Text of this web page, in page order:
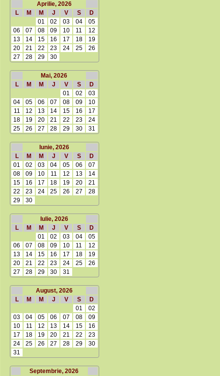
Aprilie, 2026
L
M M J V S
D
01
02 03 04
05
06
07 08 09 10 11
12
13
14 15 16 17 18
19
20
21 22 23 24 25
26
27
28 29 30
Mai, 2026
L
M M J V S
D
01
02
03
04
05 06 07 08 09
10
11
12 13 14 15 16
17
18
19 20 21 22 23
24
25
26 27 28 29 30 31
Iunie, 2026
L
M M J V S
D
01
02 03 04 05 06
07
08
09 10 11 12 13
14
15
16 17 18 19 20
21
22
23 24 25 26 27
28
29
30
Iulie, 2026
L
M M J V S
D
01
02 03 04
05
06
07 08 09 10 11
12
13
14 15 16 17 18
19
20
21 22 23 24 25
26
27
28 29 30 31
August, 2026
L
M M J V S
D
01
02
03
04 05 06 07 08
09
10
11 12 13 14 15
16
17
18 19 20 21 22
23
24
25 26 27 28 29
30
31
Septembrie, 2026